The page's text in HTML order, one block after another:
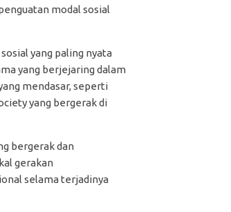
modal sosial
yang paling nyata
yang berjejaring dalam
mendasar, seperti
yang bergerak di
bergerak dan
gerakan
selama terjadinya